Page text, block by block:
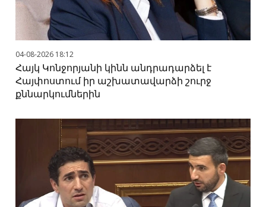
04-08-2026 18:12
Հայկ Կոնջորյանի կինն անդրադարձել է
Հայփոստում իր աշխատավարձի շուրջ
քննարկումներին